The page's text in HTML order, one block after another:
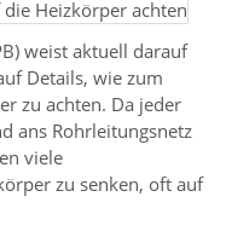
weist aktuell darauf
Details, wie zum
zu achten. Da jeder
ans Rohrleitungsnetz
viele
zu senken, oft auf